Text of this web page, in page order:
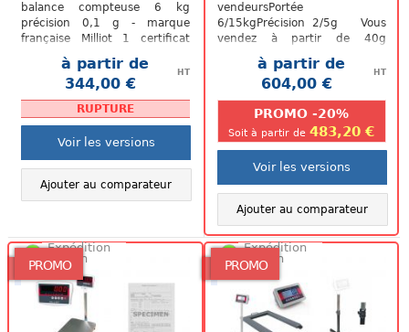
balance compteuse 6 kg
précision 0,1 g - marque
française Milliot 1 certificat
d'étalonnage La balance
idéale...à partir de
344,00 €
HT
RUPTURE
Voir les versions
Ajouter au comparateur
vendeursPortée
6/15kgPrécision 2/5g Vous
vendez à partir de 40g
jusqu'à 15kg, ce PACK ECO
balance est fait pour vous!
à partir de
604,00 €
HT
PROMO -20%
Soit à partir de483,20 €
Voir les versions
Ajouter au comparateur
PROMO
Expédition
48/72h
PROMO
Expédition
48/72h